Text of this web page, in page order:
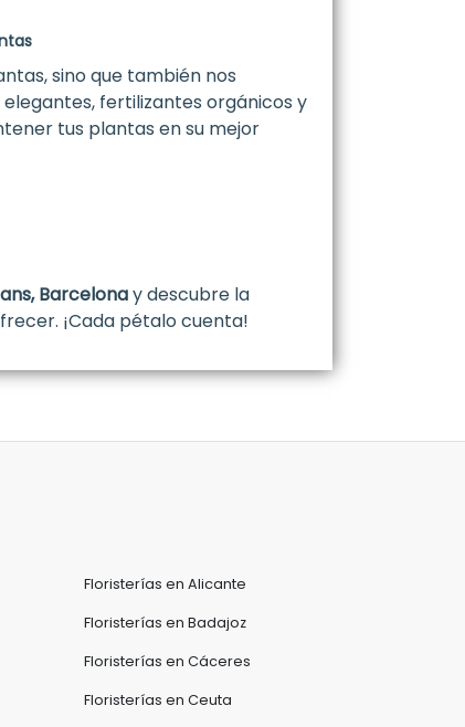
sino que también nos
fertilizantes orgánicos y
tus plantas en su mejor
Barcelonay descubre la
¡Cada pétalo cuenta!
Floristerías en Alicante
Floristerías en Badajoz
Floristerías en Cáceres
Floristerías en Ceuta